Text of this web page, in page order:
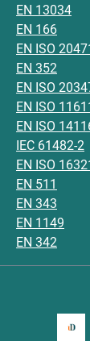
EN 13034
EN 166
EN ISO
EN 352
EN ISO
EN ISO
EN ISO
IEC 61482-2
EN ISO
EN 511
EN 343
EN 1149
EN 342